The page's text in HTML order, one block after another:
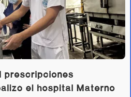
prescripciones
el hospital Materno